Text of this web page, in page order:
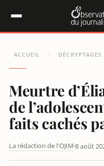
ACCUEIL / DÉCRYPTAGES
Meurtre
de
faits cachés
La rédaction de l'OJIM 8 août
Panneau de gestion des